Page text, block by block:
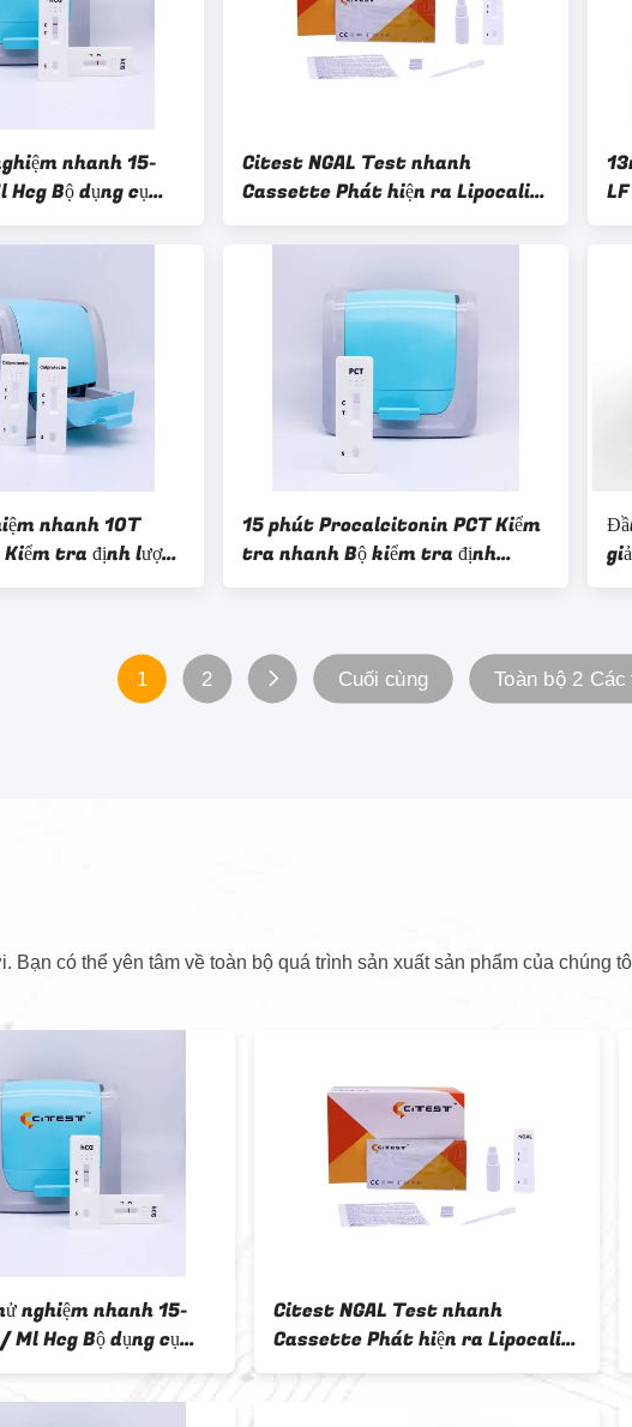
nhanh 15-
Bộ dụng cụ
thuận tiện
Citest NGAL Test nhanh
Cassette Phát hiện ra Lipocalin
liên quan đến Neutrophil
Gelatinase
CE
nhanh 10T
tra định lượng
lượng
15 phút Procalcitonin PCT Kiểm
tra nhanh Bộ kiểm tra định
lượng LF Reader
1 2 Cuối cùng Toàn bộ 2 Các
có thể yên tâm về toàn bộ quá trình sản xuất sản phẩm của chúng
nghiệm nhanh 15-
Ml Hcg Bộ dụng cụ
thuận tiện
Citest NGAL Test nhanh
Cassette Phát hiện ra Lipocalin
liên quan đến Neutrophil